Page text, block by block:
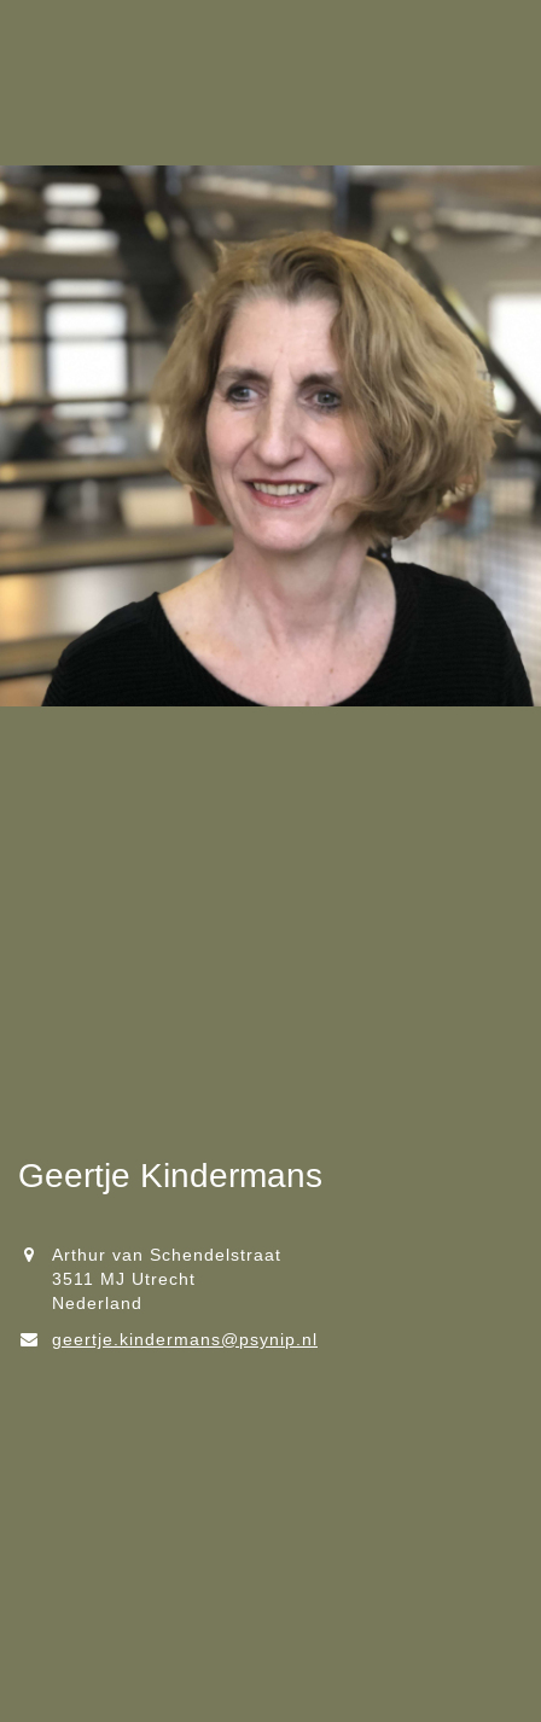
Geertje Kindermans
Arthur van Schendelstraat
3511 MJ Utrecht
Nederland
geertje.kindermans@psynip.nl